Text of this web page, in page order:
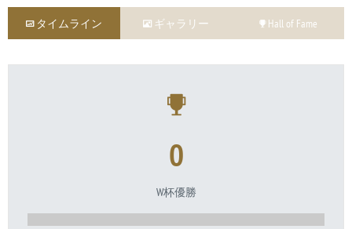
タイムライン ギャラリー Hall of Fame
0
W杯優勝